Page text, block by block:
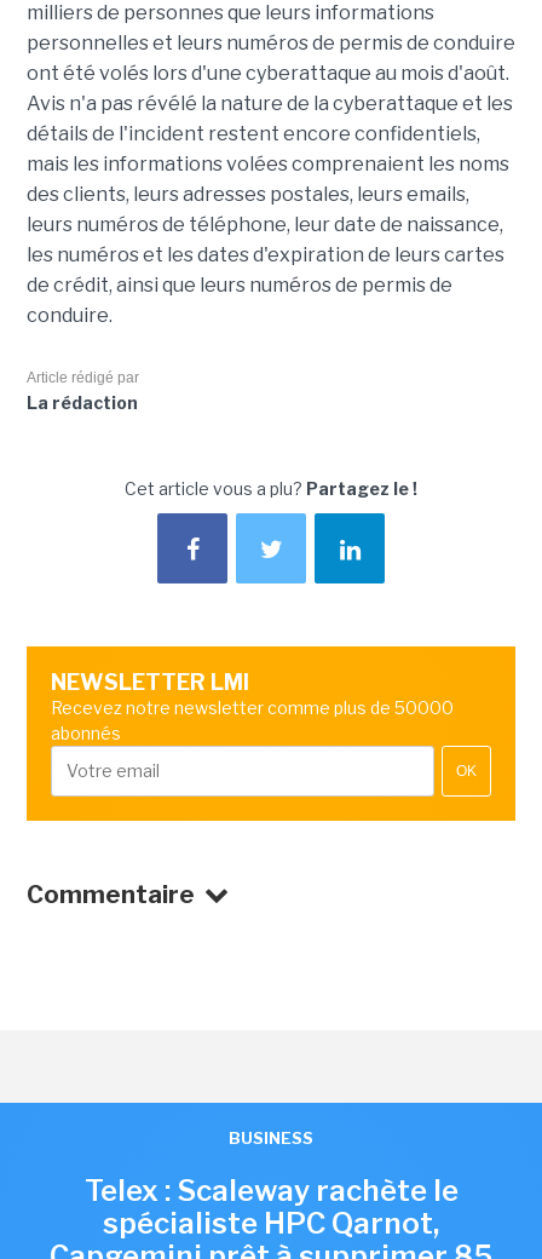
milliers de personnes que leurs informations
personnelles et leurs numéros de permis de conduire
ont été volés lors d'une cyberattaque au mois d'août.
Avis n'a pas révélé la nature de la cyberattaque et les
détails de l'incident restent encore confidentiels,
mais les informations volées comprenaient les noms
des clients, leurs adresses postales, leurs emails,
leurs numéros de téléphone, leur date de naissance,
les numéros et les dates d'expiration de leurs cartes
de crédit, ainsi que leurs numéros de permis de
conduire.
Article rédigé par
La rédaction
Cet article vous a plu? Partagez le !
NEWSLETTER LMI
Recevez notre newsletter comme plus de 50000
abonnés
OK
Commentaire
BUSINESS
Telex : Scaleway rachète le
spécialiste HPC Qarnot,